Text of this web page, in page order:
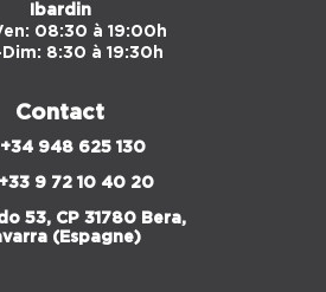
Ibardin
08:30 à 19:00h
8:30 à 19:30h
Contact
+34 948 625 130
+33 9 72 10 40 20
53, CP 31780 Bera,
(Espagne)